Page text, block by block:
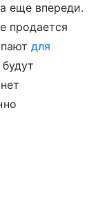
еще впереди.
продается
для